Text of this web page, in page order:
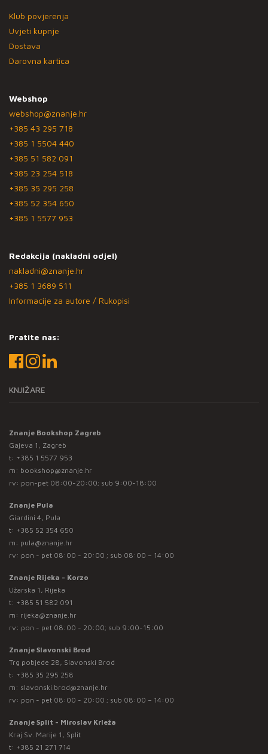
Klub povjerenja
Uvjeti kupnje
Dostava
Darovna kartica
Webshop
webshop@znanje.hr
+385 43 295 718
+385 1 5504 440
+385 51 582 091
+385 23 254 518
+385 35 295 258
+385 52 354 650
+385 1 5577 953
Redakcija (nakladni odjel)
nakladni@znanje.hr
+385 1 3689 511
Informacije za autore / Rukopisi
Pratite nas:
KNJIŽARE
Znanje Bookshop Zagreb
Gajeva 1, Zagreb
t: +385 1 5577 953
m: bookshop@znanje.hr
rv: pon-pet 08:00-20:00; sub 9:00-18:00
Znanje Pula
Giardini 4, Pula
t: +385 52 354 650
m: pula@znanje.hr
rv: pon - pet 08:00 - 20:00 ; sub 08:00 – 14:00
Znanje Rijeka - Korzo
Užarska 1, Rijeka
t: +385 51 582 091
m: rijeka@znanje.hr
rv: pon - pet 08:00 - 20:00; sub 9:00-15:00
Znanje Slavonski Brod
Trg pobjede 28, Slavonski Brod
t: +385 35 295 258
m: slavonski.brod@znanje.hr
rv: pon - pet 08:00 - 20:00 ; sub 08:00 – 14:00
Znanje Split - Miroslav Krleža
Kraj Sv. Marije 1, Split
t: +385 21 271 714